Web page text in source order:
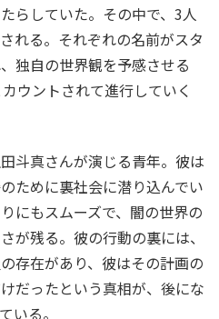
らしていた。その中で、3人
れる。それぞれの名前がスタ
独自の世界観を予感させる
ウントされて進行していく
斗真さんが演じる青年。彼は
ために裏社会に潜り込んでい
にもスムーズで、闇の世界の
が残る。彼の行動の裏には、
存在があり、彼はその計画の
だったという真相が、後にな
いる。